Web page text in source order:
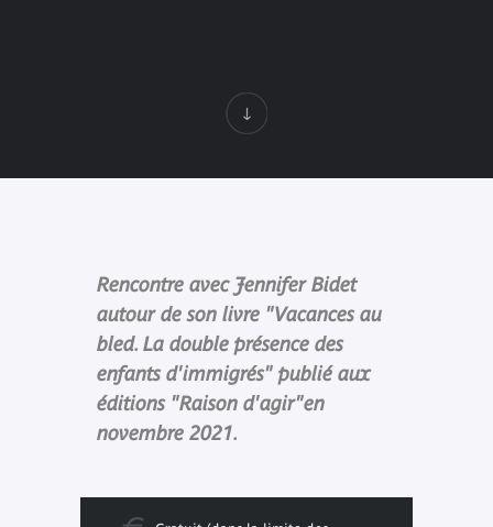
Rencontre avec Jennifer Bidet
autour de son livre "Vacances au
bled. La double présence des
enfants d'immigrés" publié aux
éditions "Raison d'agir"en
novembre 2021.